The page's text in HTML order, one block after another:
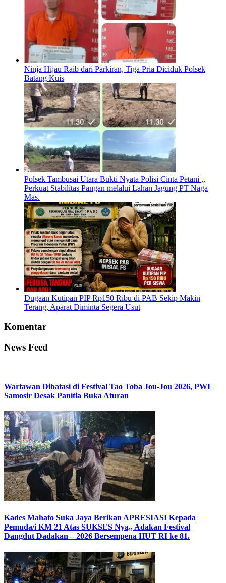
Ninja Hijau Raib dari Parkiran, Tiga Pria Diciduk Polsek
Batang Kuis
Polsek Tambusai Utara Bukti Nyata Polisi Cinta Petani ,,
Perkuat Stabilitas Pangan melalui Lahan Jagung PT Naga
Mas.
Dugaan Kutipan PIP Rp150 Ribu di PAB Sekip Makin
Terang, Aparat Diminta Segera Usut
Komentar
News Feed
Wartawan Dibatasi di Festival Tao Toba Jou-Jou 2026, PWI
Samosir Desak Panitia Buka Aturan
Kades Mahato Suka Jaya Berikan APRESIASI Kepada
Pemuda/i KM 21 Atas SUKSES Nya,, Adakan Festival
Dangdut Dadakan – 2026 Bersempena HUT RI ke 81.